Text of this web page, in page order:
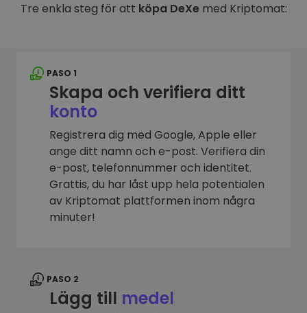
Tre enkla steg för att köpa DeXemed Kriptomat:
PASO 1
Skapa och verifiera ditt
konto
Registrera dig med Google, Apple eller
ange ditt namn och e-post. Verifiera din
e-post, telefonnummer och identitet.
Grattis, du har låst upp hela potentialen
av Kriptomat plattformen inom några
minuter!
PASO 2
Lägg till medel